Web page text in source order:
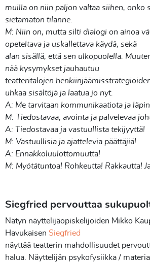
muilla on niin paljon valtaa siihen, onko
sietämätön tilanne.
M: Niin on, mutta silti dialogi on ainoa
opeteltava ja uskallettava käydä, sekä
alan sisällä, että sen ulkopuolella.
nää kysymykset jauhautuu
teatteritalojen
uhkaa sisältöjä ja laatua jo nyt.
A: Me tarvitaan kommunikaatiota ja
M: Tiedostavaa, avointa ja palvelevaa
A: Tiedostavaa ja vastuullista tekijyyttä!
M: Vastuullisia ja ajattelevia päättäjiä!
A: Ennakkoluulottomuutta!
M: Myötätuntoa! Rohkeutta! Rakkautta!
Siegfried pervouttaa
Nätyn näyttelijäopiskelijoiden Mikko
Havukaisen Siegfried
näyttää teatterin mahdollisuudet
halua. Näyttelijän psykofysiikka /